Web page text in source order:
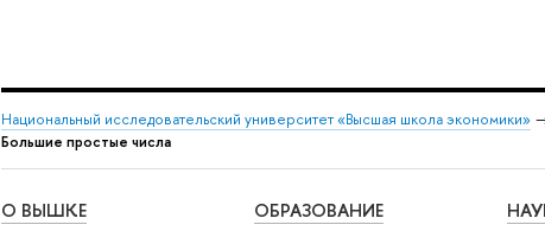
Национальный исследовательский университет «Высшая школа экономики»
Большие пpостые числа
О ВЫШКЕ ОБРАЗОВАНИЕ